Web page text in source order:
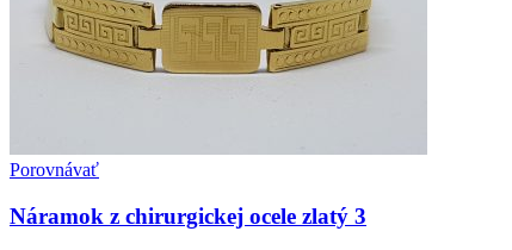
Porovnávať
Náramok z chirurgickej ocele zlatý 3